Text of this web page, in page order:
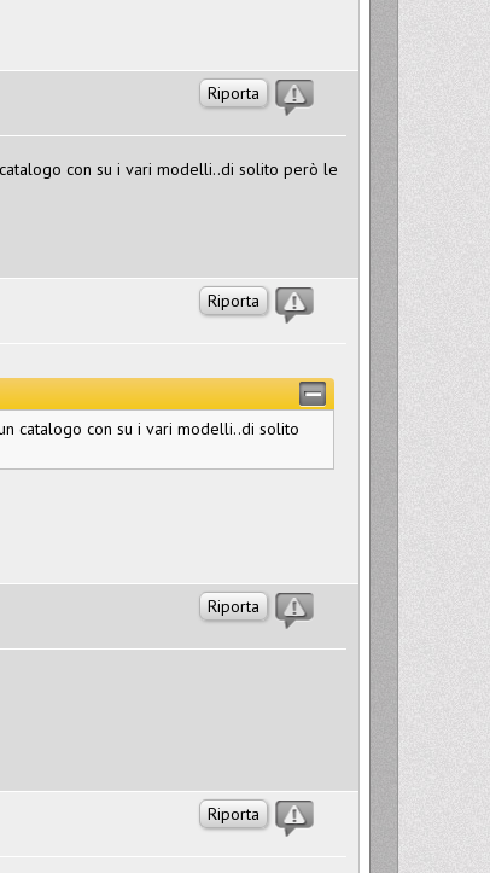
Riporta
con su i vari modelli..di solito però le
Riporta
catalogo con su i vari modelli..di solito
Riporta
Riporta